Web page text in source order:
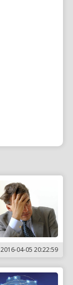
2016-04-05 20:22:59